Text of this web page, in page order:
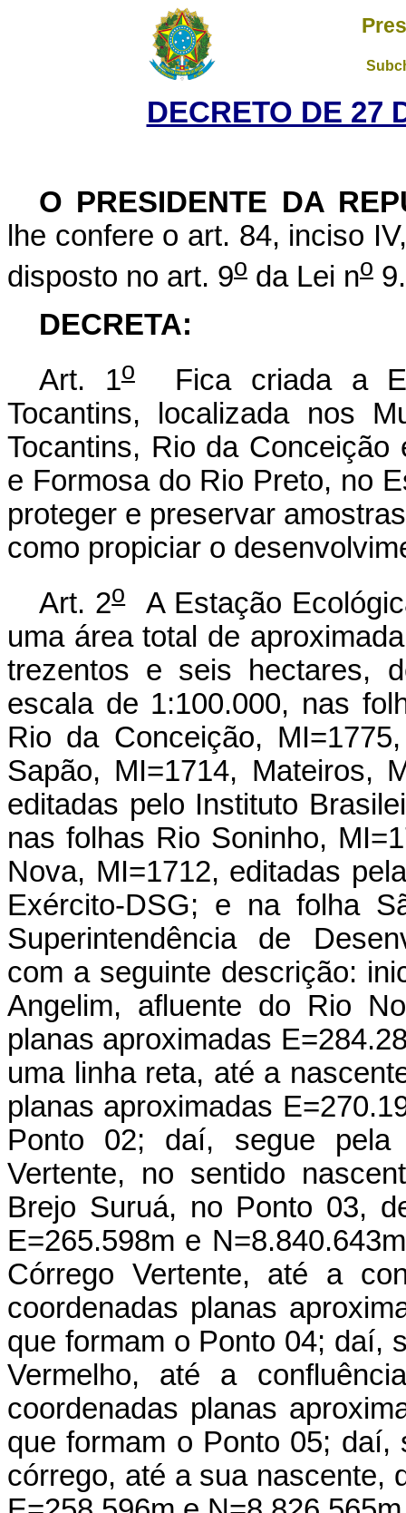
DECRETO DE 27
O PRESIDENTE DA
lhe confere o art. 84, inciso
disposto no art. 9o da Lei no
DECRETA:
Art. 1oFica criada a
Tocantins, localizada nos
Tocantins, Rio da
e Formosa do Rio Preto, no
proteger e preservar
como propiciar o
Art. 2oA Estação Ecológica Serra Geral do Tocantins abrange uma área total de aproximadamente setecentos e dezesseis mil e trezentos e seis hectares, descrita nas cartas topográficas de escala de 1:100.000, nas folhas da Serra do Cinzeiro, MI=1713, Rio da Conceição, MI=1775, Serra da Jalapinha, MI=1647, Rio Sapão, MI=1714, Mateiros, MI=1715, e Rio do Santo, MI=1776, editadas pelo Instituto Brasileiro de Geografia e Estatística-IBGE; nas folhas Rio Soninho, MI=1746, Serra Negra, MI=1774, e Mata Nova, MI=1712, editadas pela Diretoria do Serviço Geográfico do Exército-DSG; e na folha São Marcelo, MI=1777, editada pela Superintendência de Desenvolvimento do Nordeste-SUDENE, com a seguinte descrição: inicia-se na nascente do córrego Brejo Angelim, afluente do Rio Novo, no Ponto 01, de coordenadas planas aproximadas E=284.287m e N=8.843.055m; daí, segue por uma linha reta, até a nascente do Brejo Vertente, de coordenadas planas aproximadas E=270.195m e N=8.844.678m, que formam o Ponto 02; daí, segue pela margem direita do córrego Brejo Vertente, no sentido nascente-foz, até sua foz com o córrego Brejo Suruá, no Ponto 03, de coordenadas planas aproximadas E=265.598m e N=8.840.643m; daí, segue pela margem direita do Córrego Vertente, até a confluência com o Rio Vermelho, de coordenadas planas aproximadas E=263.027m e N=8.841.601m, que formam o Ponto 04; daí, segue pela margem esquerda do Rio Vermelho, até a confluência com um de seus afluentes, de coordenadas planas aproximadas E=263.776m e N=8.835.474m, que formam o Ponto 05; daí, segue pela margem esquerda deste córrego, até a sua nascente, de coordenadas planas aproximadas E=258.596m e N=8.826.565m, que formam o Ponto 06; daí, segue em linha reta, com azimute de 120º, por uma distância aproximada de 4.600 metros, até a nascente do córrego Brejo Aroeira, de coordenadas planas aproximadas E=261.211m e N=8.825.174m, que formam o Ponto 07; daí, segue pela margem direita do córrego Brejo Aroeira, até a sua confluência com o Rio Ponte Alta Pequena, de coordenadas planas aproximadas E=260.244m e N=8.817.874m, que formam o Ponto 08; daí, segue pela margem esquerda do Rio Ponte Alta Pequena, até a confluência do Rio Ponte Alta com o Córrego Porteira, de coordenadas planas aproximadas E=257.848m e N=8.816.116m, que formam o Ponto 09; daí, segue pela margem esquerda do Rio Ponte Alta, até a confluência com o Córrego Porteira, de coordenadas planas aproximadas E=258.103m e N=8.814.322m, que formam o Ponto 10; daí, segue pela margem esquerda do Córrego Porteira, até a confluência com um de seus afluentes, de coordenadas planas aproximadas E=256.163m e N=8.808.680m, que formam o Ponto 11; daí, segue por este afluente, até a sua nascente, de coordenadas planas aproximadas E=257.487m e N=8.805.162m, que formam o Ponto 12; daí, segue em linha reta, até a nascente de um dos afluentes do Córrego Fazendinha, de coordenadas planas aproximadas E=258.293m e N=8.803.698m, que formam o Ponto 13; daí, segue pela margem direita desse córrego, até a confluência com o Córrego Fazendinha, de coordenadas planas aproximadas E=261.761m e N=8.804.649m, que formam o Ponto 14; daí, segue pela margem direita do Córrego Fazendinha, até a sua confluência com o Rio Ponte Alta, de coordenadas planas aproximadas E=262.543m e N=8.806.779m, que formam o Ponto 15; daí, segue pela margem esquerda do Rio Ponte Alta, até a confluência com o Brejo do Cedro, de coordenadas planas aproximadas E=265.750m e N=8.804.720m, que formam o Ponto 16; daí, segue pela